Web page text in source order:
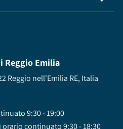
Reggio Emilia
Reggio nell'Emilia RE, Italia
9:30 - 19:00
continuato 9:30 - 18:30